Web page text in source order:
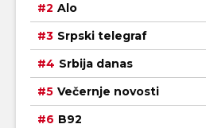
Alo
Srpski telegraf
Srbija danas
Večernje novosti
B92